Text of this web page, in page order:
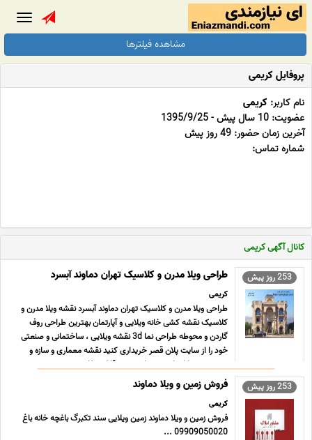
مشاهده فیلترها
پروفایل کریمی
نام کاربر: کریمی
عضویت: 10 سال پیش - 1395/9/25
آخرین زمان حضور: 49 روز پیش
شماره تماس:
کانال آگهی کریمی
253 روز پیش طراحی ویلا مدرن و کلاسیک تهران دماوند آبسرد
کریمی
طراحی ویلا مدرن و کلاسیک تهران دماوند آبسرد نقشه ویلا مدرن و
کلاسیک نقشه کشی خانه ویلایی و آپارتمان بهترین طراحی روف
گاردن و محوطه طراحی نما 3d نقشه ویلایی ، ساختمانی و صنعتی
خود را از سایت پلان قصر خریداری کنید نقشه معماری و سازه و
سه بعدی نما اجرا شده و تایید شده قابل سفارش و ... ...
253 روز پیش فروش زمین و ویلا دماوند
کریمی
فروش زمین و ویلا دماوند زمین ویلایی سند تکبرگ باغچه خانه باغ
09909050020 ...